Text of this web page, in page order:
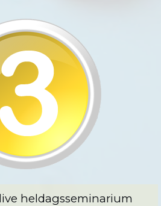
heldagsseminarium